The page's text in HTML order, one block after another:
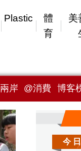
Plastic
體
育
美
兩岸 @消費 博客
今 日